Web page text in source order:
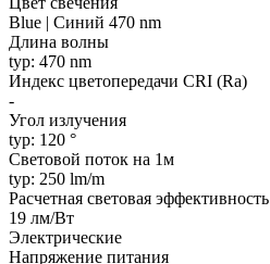
Blue | Синий 470 nm
Длина волны
typ: 470 nm
Индекс цветопередачи CRI (Ra)
-
Угол излучения
typ: 120 °
Световой поток на 1м
typ: 250 lm/m
Расчетная световая эффективность
19 лм/Вт
Электрические
Напряжение питания